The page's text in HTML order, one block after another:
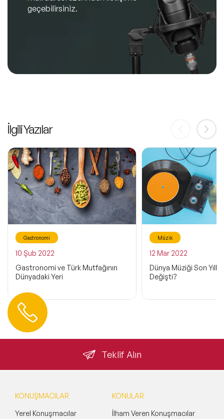
geçebilirsiniz.
İlgili Yazılar
Gastronomi
10 Şub 2022
Gastronomi ve Türk Mutfağının
Dünyadaki Yeri
Müzik
12 Mar 2022
Dünya Müziği Son
Değişti?
Teklif Alın
Hemen Ulaşın
KONUŞMACILAR
Yerel Konuşmacılar
KONULAR
İlham Veren Konuşmacılar